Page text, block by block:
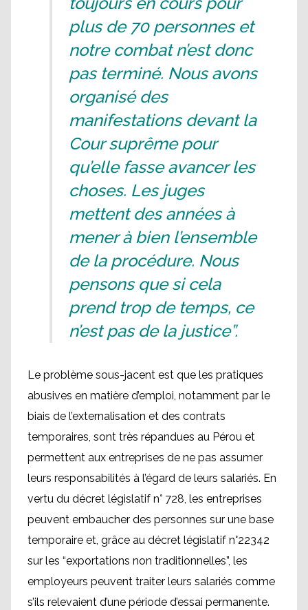
plus de 70 personnes et
notre combat n’est donc
pas terminé. Nous avons
organisé des
manifestations devant la
Cour suprême pour
qu’elle fasse avancer les
choses. Les juges
mettent des années à
mener à bien l’ensemble
de la procédure. Nous
pensons que si cela
prend trop de temps, ce
n’est pas de la justice”.
Le problème sous-jacent est que les pratiques
abusives en matière d’emploi, notamment par le
biais de l’externalisation et des contrats
temporaires, sont très répandues au Pérou et
permettent aux entreprises de ne pas assumer
leurs responsabilités à l’égard de leurs salariés. En
vertu du décret législatif n° 728, les entreprises
peuvent embaucher des personnes sur une base
temporaire et, grâce au décret législatif n°22342
sur les “exportations non traditionnelles”, les
employeurs peuvent traiter leurs salariés comme
s’ils relevaient d’une période d’essai permanente.